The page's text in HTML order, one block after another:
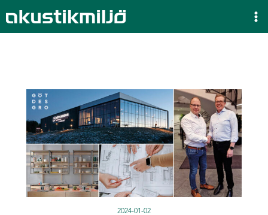
Inhalt
2024-01-02